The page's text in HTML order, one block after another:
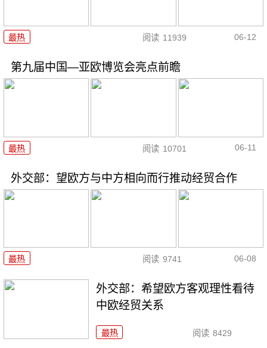
最热 阅读 11939 06-12
第九届中国—亚欧博览会亮点前瞻
最热 阅读 10701 06-11
外交部：望欧方与中方相向而行推动经贸合作
最热 阅读 9741 06-08
外交部：希望欧方客观理性看待
中欧经贸关系
最热 阅读 8429